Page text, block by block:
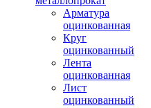
Арматура
оцинкованная
Круг
оцинкованный
Лента
оцинкованная
Лист
оцинкованный